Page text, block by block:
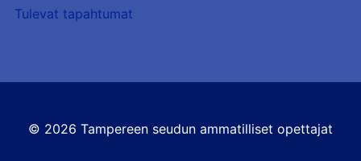
Tulevat tapahtumat
© 2026 Tampereen seudun ammatilliset opettajat